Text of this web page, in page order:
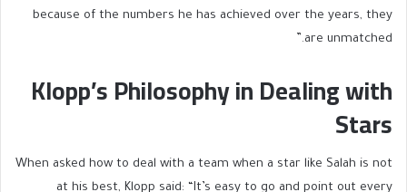
because of the numbers he has achieved over the years, they
are unmatched.”
Klopp’s Philosophy in Dealing with
Stars
When asked how to deal with a team when a star like Salah is not
at his best, Klopp said: “It’s easy to go and point out every